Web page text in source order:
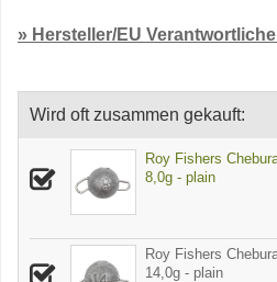
» Hersteller/EU
Wird oft zusammen gekauft:
Roy Fishers
8,0g - plain
Roy Fishers
14,0g - plain